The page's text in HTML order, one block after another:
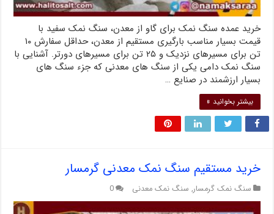
خرید عمده سنگ نمک برای گاو از معدن، سنگ نمک سفید با
قیمت بسیار مناسب بارگیری مستقیم از معدن، حداقل سفارش ۱۰
تن برای مسیرهای نزدیک و ۲۵ تن برای مسیرهای دورتر. آشنایی با
سنگ نمک دامی یکی از سنگ های معدنی که جزء سنگ های
بسیار ارزشمند در صنایع …
بیشتر بخوانید »
خرید مستقیم سنگ نمک معدنی گرمسار
سنگ نمک گرمسار, سنگ نمک معدنی 0